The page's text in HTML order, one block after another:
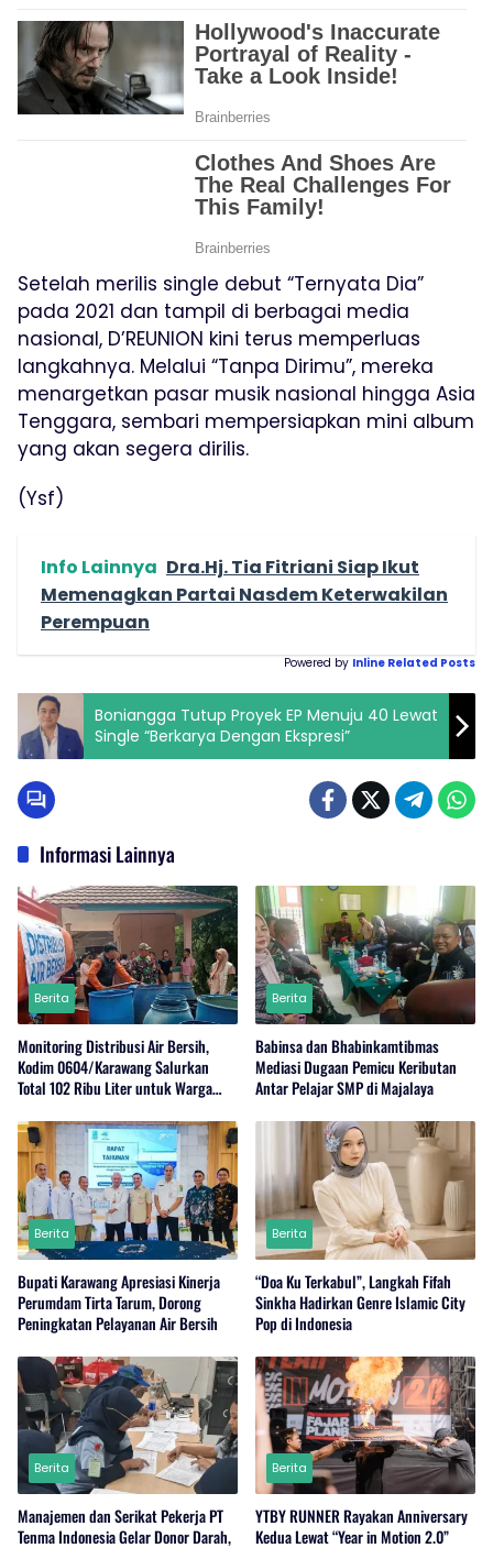
Setelah merilis single debut “Ternyata Dia”
pada 2021 dan tampil di berbagai media
nasional, D’REUNION kini terus memperluas
langkahnya. Melalui “Tanpa Dirimu”, mereka
menargetkan pasar musik nasional hingga Asia
Tenggara, sembari mempersiapkan mini album
yang akan segera dirilis.
(Ysf)
Info Lainnya Dra.Hj. Tia Fitriani Siap Ikut
Memenagkan Partai Nasdem Keterwakilan
Perempuan
Powered by Inline Related Posts
Boniangga Tutup Proyek EP Menuju 40 Lewat
Single “Berkarya Dengan Ekspresi”
Informasi Lainnya
Berita
Monitoring Distribusi Air Bersih,
Kodim 0604/Karawang Salurkan
Total 102 Ribu Liter untuk Warga
Berita
Babinsa dan Bhabinkamtibmas
Mediasi Dugaan Pemicu Keributan
Antar Pelajar SMP di Majalaya
Berita
Bupati Karawang Apresiasi Kinerja
Perumdam Tirta Tarum, Dorong
Peningkatan Pelayanan Air Bersih
Berita
“Doa Ku Terkabul”, Langkah Fifah
Sinkha Hadirkan Genre Islamic City
Pop di Indonesia
Berita
Manajemen dan Serikat Pekerja PT
Tenma Indonesia Gelar Donor Darah,
Berita
YTBY RUNNER Rayakan Anniversary
Kedua Lewat “Year in Motion 2.0”